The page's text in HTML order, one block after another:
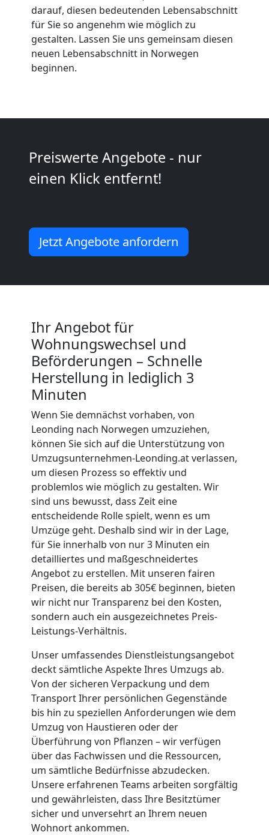
darauf, diesen bedeutenden Lebensabschnitt
für Sie so angenehm wie möglich zu
gestalten. Lassen Sie uns gemeinsam diesen
neuen Lebensabschnitt in Norwegen
beginnen.
Preiswerte Angebote - nur
einen Klick entfernt!
Jetzt Angebote anfordern
Ihr Angebot für
Wohnungswechsel und
Beförderungen – Schnelle
Herstellung in lediglich 3
Minuten
Wenn Sie demnächst vorhaben, von
Leonding nach Norwegen umzuziehen,
können Sie sich auf die Unterstützung von
Umzugsunternehmen-Leonding.at verlassen,
um diesen Prozess so effektiv und
problemlos wie möglich zu gestalten. Wir
sind uns bewusst, dass Zeit eine
entscheidende Rolle spielt, wenn es um
Umzüge geht. Deshalb sind wir in der Lage,
für Sie innerhalb von nur 3 Minuten ein
detailliertes und maßgeschneidertes
Angebot zu erstellen. Mit unseren fairen
Preisen, die bereits ab 305€ beginnen, bieten
wir nicht nur Transparenz bei den Kosten,
sondern auch ein ausgezeichnetes Preis-
Leistungs-Verhältnis.
Unser umfassendes Dienstleistungsangebot
deckt sämtliche Aspekte Ihres Umzugs ab.
Von der sicheren Verpackung und dem
Transport Ihrer persönlichen Gegenstände
bis hin zu speziellen Anforderungen wie dem
Umzug von Haustieren oder der
Überführung von Pflanzen – wir verfügen
über das Fachwissen und die Ressourcen,
um sämtliche Bedürfnisse abzudecken.
Unsere erfahrenen Teams arbeiten sorgfältig
und gewährleisten, dass Ihre Besitztümer
sicher und unversehrt an Ihrem neuen
Wohnort ankommen.
Anfrage
Möbeltransport
International
National
Beiladung
Internationaler
Umzug
Nationaler
Umzug